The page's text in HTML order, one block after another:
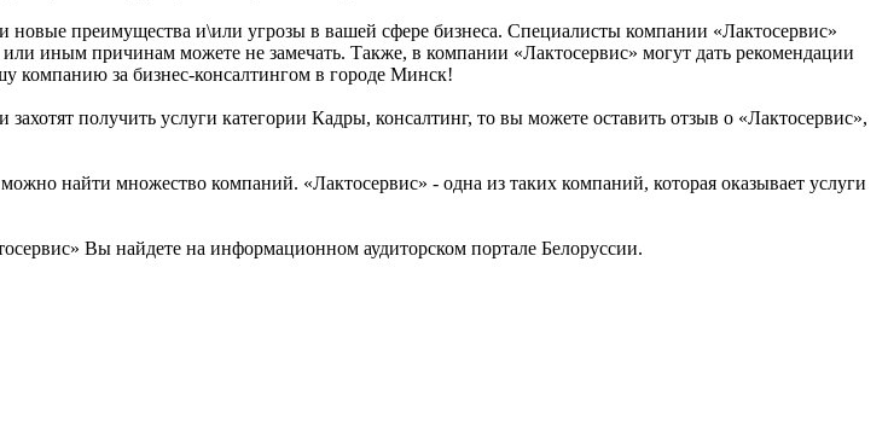
новые преимущества и\или угрозы в вашей сфере бизнеса. Специалисты компании «Лактосервис»
иным причинам можете не замечать. Также, в компании «Лактосервис» могут дать рекомендации
компанию за бизнес-консалтингом в городе Минск!
получить услуги категории Кадры, консалтинг, то вы можете оставить отзыв о «Лактосервис»,
найти множество компаний. «Лактосервис» - одна из таких компаний, которая оказывает услуги
Вы найдете на информационном аудиторском портале Белоруссии.